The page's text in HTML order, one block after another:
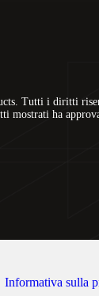
Tutti i diritti
mostrati ha
Informativa sulla